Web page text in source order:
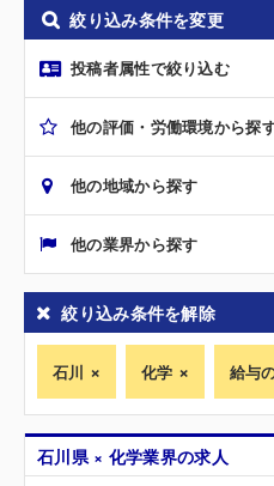
絞り込み条件を変更
投稿者属性で絞り込む
他の評価・労働環境から探
他の地域から探す
他の業界から探す
絞り込み条件を解除
石川 化学 給与
石川県 × 化学業界の求人